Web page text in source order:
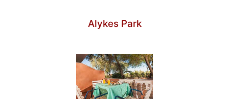
Alykes Park